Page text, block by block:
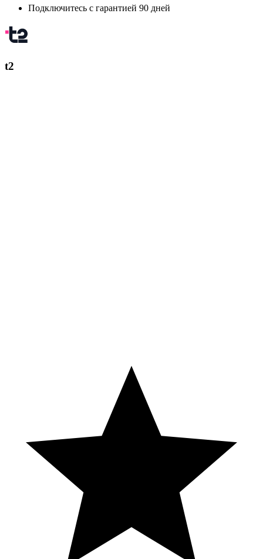
Подключитесь с гарантией 90 дней
t2